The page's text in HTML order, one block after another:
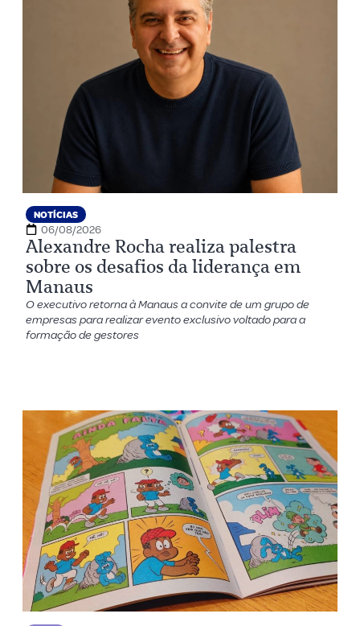
NOTÍCIAS
06/08/2026
Alexandre Rocha realiza palestra
sobre os desafios da liderança em
Manaus
O executivo retorna à Manaus a convite de um grupo de
empresas para realizar evento exclusivo voltado para a
formação de gestores